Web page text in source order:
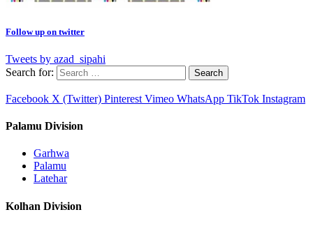
Follow up on twitter
Tweets by azad_sipahi
Search for:
Facebook X (Twitter) Pinterest Vimeo WhatsApp TikTok Instagram
Palamu Division
Garhwa
Palamu
Latehar
Kolhan Division